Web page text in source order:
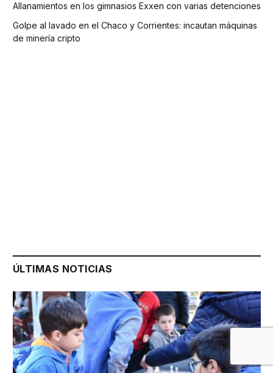
Allanamientos en los gimnasios Exxen con varias detenciones
Golpe al lavado en el Chaco y Corrientes: incautan máquinas
de minería cripto
ÚLTIMAS NOTICIAS